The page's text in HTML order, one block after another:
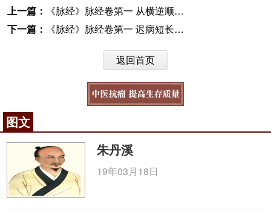
上一篇：
《脉经》脉经卷第一 从横逆顺伏匿脉第十一
下一篇：
《脉经》脉经卷第一 迟病短长杂病法第十三
返回首页
图文
朱丹溪
19年03月18日